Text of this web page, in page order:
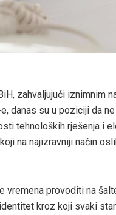
zahvaljujući iznimnim
danas su u poziciji da
tehnoloških rješenja i
na najizravniji način
vremena provoditi na
kroz koji svaki